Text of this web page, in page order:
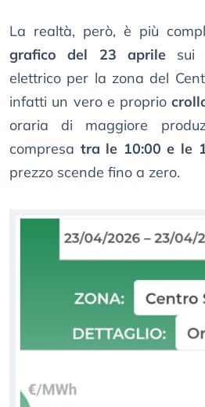
La realtà, però, è più
grafico del 23 aprilesui
elettrico per la zona del
infatti un vero e proprio
oraria di maggiore
compresa tra le 10:00 e le
prezzo scende fino a zero.